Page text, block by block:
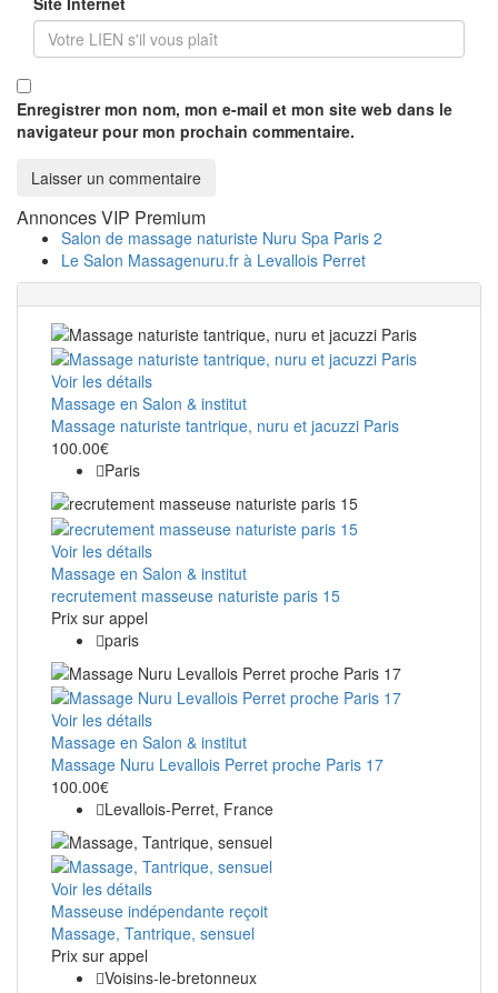
Enregistrer mon nom, mon e-mail et mon site web dans le
navigateur pour mon prochain commentaire.
Annonces VIP Premium
Salon de massage naturiste Nuru Spa Paris 2
Le Salon Massagenuru.fr à Levallois Perret
Voir les détails
Massage en Salon & institut
Massage naturiste tantrique, nuru et jacuzzi Paris
100.00€
Paris
Voir les détails
Massage en Salon & institut
recrutement masseuse naturiste paris 15
Prix ​​sur appel
paris
Voir les détails
Massage en Salon & institut
Massage Nuru Levallois Perret proche Paris 17
100.00€
Levallois-Perret, France
Voir les détails
Masseuse indépendante reçoit
Massage, Tantrique, sensuel
Prix ​​sur appel
Voisins-le-bretonneux